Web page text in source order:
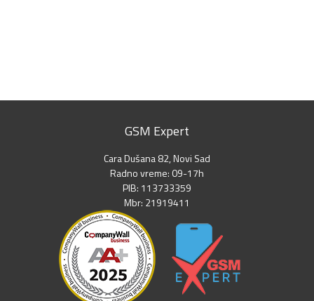
GSM Expert
Cara Dušana 82, Novi Sad
Radno vreme: 09-17h
PIB: 113733359
Mbr: 21919411